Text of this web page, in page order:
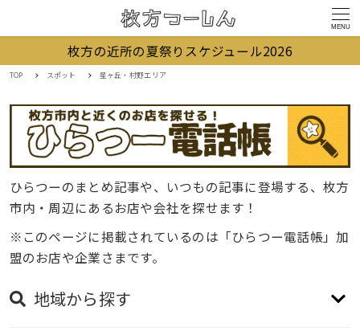
MENU
枚方の近所の夏祭りスケジュール2026
TOP スポット 星ヶ丘・村野エリア
ひらつーのまとめ記事や、いつもの記事に登場する、枚方
市内・周辺にあるお店や会社を探せます！
※このページに掲載されているのは「ひらつー電話帳」加
盟のお店や企業さまです。
地域から探す